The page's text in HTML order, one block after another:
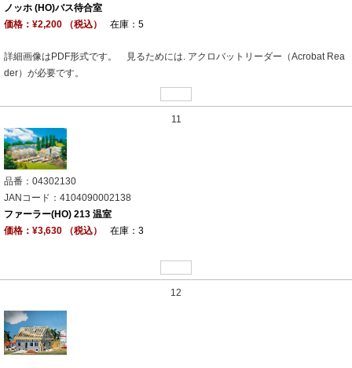
ノッホ (HO)バス待合室
価格：¥2,200 （税込）
在庫：5
詳細画像はPDF形式です。 見るためには. アクロバットリーダー（Acrobat Rea
der）が必要です。
11
品番：04302130
JANコード：4104090002138
ファーラー(HO) 213 温室
価格：¥3,630 （税込）
在庫：3
12